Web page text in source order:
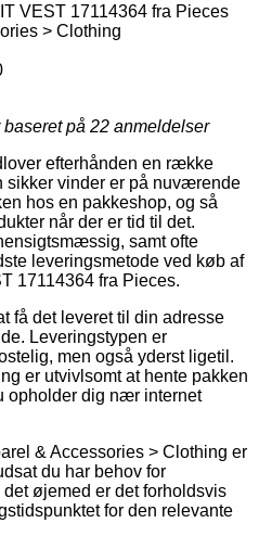
VEST 17114364 fra Pieces
> Clothing
på 22 anmeldelser
efterhånden en række
sikker vinder er på nuværende
hos en pakkeshop, og så
når der er tid til det.
samt ofte
leveringsmetode ved køb af
17114364 fra Pieces.
få det leveret til din adresse
Leveringstypen er
men også yderst ligetil.
er utvivlsomt at hente pakken
opholder dig nær internet
& Accessories > Clothing er
du har behov for
øjemed er det forholdsvis
for den relevante